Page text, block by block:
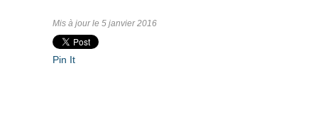
Mis à jour le 5 janvier 2016
Pin It